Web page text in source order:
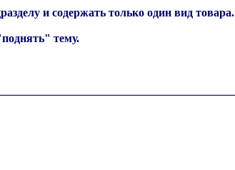
и содержать только один вид товара.
тему.